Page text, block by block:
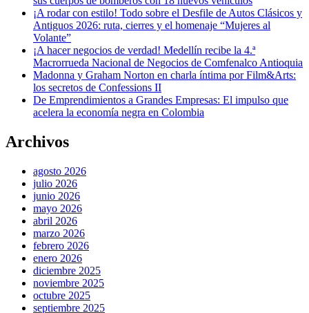
¡A rodar con estilo! Todo sobre el Desfile de Autos Clásicos y
Antiguos 2026: ruta, cierres y el homenaje “Mujeres al
Volante”
¡A hacer negocios de verdad! Medellín recibe la 4.ª
Macrorrueda Nacional de Negocios de Comfenalco Antioquia
Madonna y Graham Norton en charla íntima por Film&Arts:
los secretos de Confessions II
De Emprendimientos a Grandes Empresas: El impulso que
acelera la economía negra en Colombia
Archivos
agosto 2026
julio 2026
junio 2026
mayo 2026
abril 2026
marzo 2026
febrero 2026
enero 2026
diciembre 2025
noviembre 2025
octubre 2025
septiembre 2025